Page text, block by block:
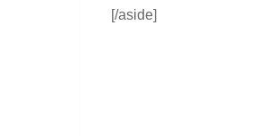
[/aside]